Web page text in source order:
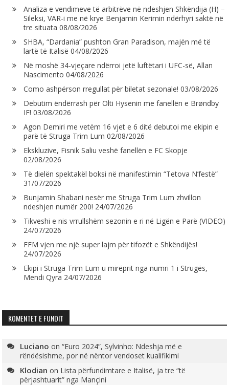
Analiza e vendimeve të arbitrëve në ndeshjen Shkëndija (H) –
Sileksi, VAR-i me në krye Benjamin Kerimin ndërhyri saktë në
tre situata 08/08/2026
SHBA, “Dardania” pushton Gran Paradison, majën më të
lartë të Italisë 04/08/2026
Në moshë 34-vjeçare ndërroi jetë luftëtari i UFC-së, Allan
Nascimento 04/08/2026
Como ashpërson rregullat për biletat sezonale! 03/08/2026
Debutim ëndërrash për Olti Hysenin me fanellën e Brøndby
IF! 03/08/2026
Agon Demiri me vetëm 16 vjet e 6 ditë debutoi me ekipin e
parë të Struga Trim Lum 02/08/2026
Ekskluzive, Fisnik Saliu veshë fanellën e FC Skopje
02/08/2026
Të dielën spektakël boksi në manifestimin “Tetova N’festë”
31/07/2026
Bunjamin Shabani nesër me Struga Trim Lum zhvillon
ndeshjen numër 200! 24/07/2026
Tikveshi e nis vrrullshëm sezonin e ri në Ligën e Parë (VIDEO)
24/07/2026
FFM vjen me një super lajm për tifozët e Shkëndijës!
24/07/2026
Ekipi i Struga Trim Lum u mirëprit nga numri 1 i Strugës,
Mendi Qyra 24/07/2026
KOMENTET E FUNDIT
Luciano on“Euro 2024”, Sylvinho: Ndeshja më e
rëndësishme, por në nëntor vendoset kualifikimi
Klodian on Lista përfundimtare e Italisë, ja tre “të
përjashtuarit” nga Mançini